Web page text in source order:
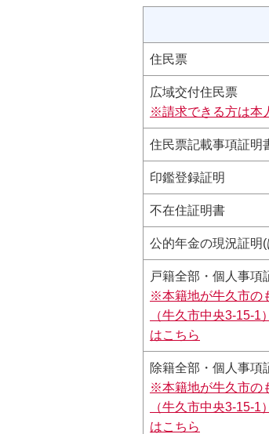
住民票
広域交付住民票
※請求できる方は本
住民票記載事項証明
印鑑登録証明
不在住証明書
公的年金の現況証明
戸籍全部・個人事項
※本籍地が牛久市の
（牛久市中央3-15-
はこちら
除籍全部・個人事項
※本籍地が牛久市の
（牛久市中央3-15-
はこちら